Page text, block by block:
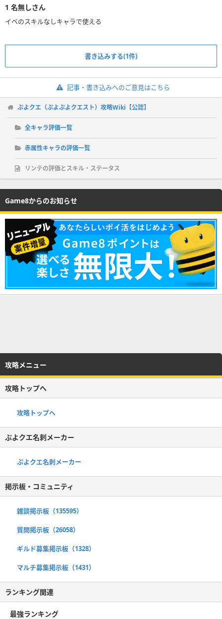
1 名無しさん
イベのスキルなしキャラで使える
書き込みする(1件)
記事・書き込みへのご意見はこちら
ぷよクエ（ぷよぷよクエスト）攻略Wiki【公認】
全キャラ評価一覧
赤属性キャラの評価一覧
リンテの評価とスキル・ステータス
Game8からのお知らせ
攻略メニュー
攻略トップへ
攻略トップへ
ぷよクエ名刺メーカー
ぷよクエ名刺メーカー
掲示板・コミュニティ
雑談掲示板（135595）
質問掲示板（26058）
ギルド募集掲示板（1328）
マルチ募集掲示板（1431）
ランキング関連
最強ランキング